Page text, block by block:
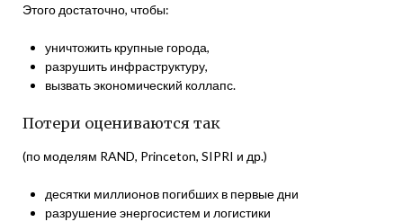
Этого достаточно, чтобы:
уничтожить крупные города,
разрушить инфраструктуру,
вызвать экономический коллапс.
Потери оцениваются так
(по моделям RAND, Princeton, SIPRI и др.)
десятки миллионов погибших в первые дни
разрушение энергосистем и логистики